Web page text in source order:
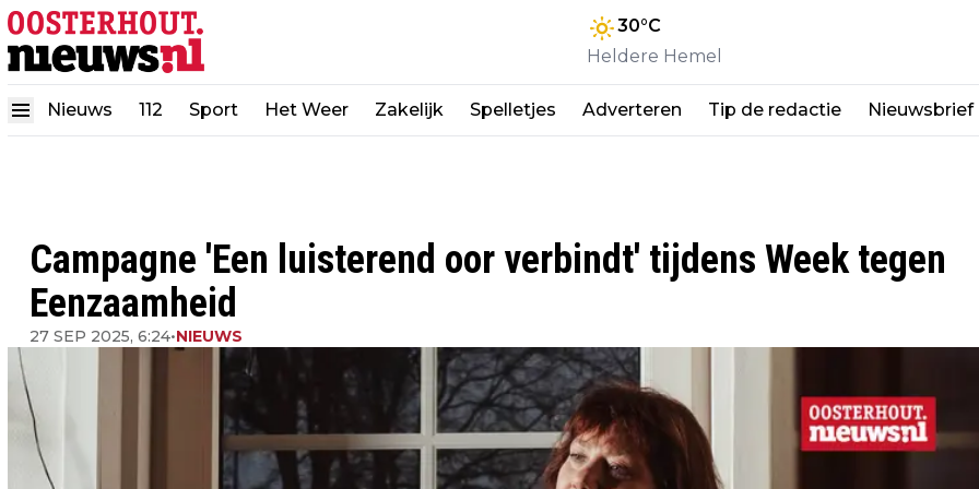
30°C
Heldere Hemel
Nieuws 112 Sport Het Weer Zakelijk Spelletjes Adverteren Tip de redactie Nieuwsbrief
Campagne 'Een luisterend oor verbindt' tijdens Week tegen
Eenzaamheid
27 SEP 2025, 6:24•NIEUWS